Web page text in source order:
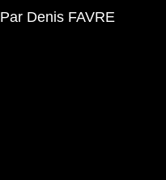
Par Denis FAVRE